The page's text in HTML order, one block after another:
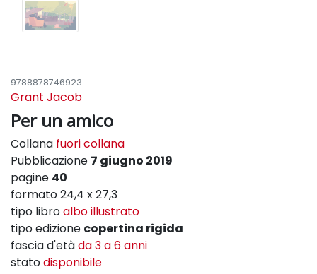
9788878746923
Grant Jacob
Per un amico
Collana fuori collana
Pubblicazione 7 giugno 2019
pagine 40
formato 24,4 x 27,3
tipo libroalbo illustrato
tipo edizione copertina rigida
fascia d'etàda 3 a 6 anni
statodisponibile